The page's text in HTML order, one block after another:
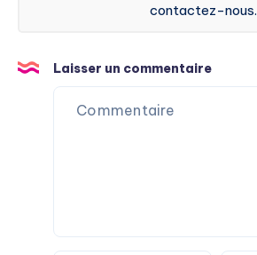
contactez-nous.
Laisser un commentaire